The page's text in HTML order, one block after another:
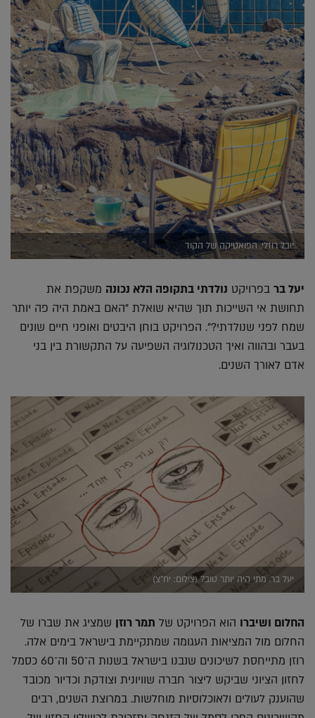
יובל רוזלי. הפואטיקה של הקוד
יעל בר בפרויקט נולדתי בתקופה הלא נכונה משקפת את
תחושת אי השייכות תוך שהיא שואלת "האם באמת היה פה יותר
שמח לפני שנולדתי?". הפרויקט בוחן היבטים ואופני חיים שונים
בעבר ובהווה ואיך הטכנולוגיה השפיעה על התקשורת בין בני
אדם לאורך השנים.
יעל בר. מתי היה יותר טוב? (צילום: יח"צ)
החלום ושיברו הוא הפרויקט של תמר רוזן שמציג את שברו של
החלום מול המציאות העגומה שמתקיימת בישראל בימים אלה.
רוזן מתייחסת לשיכונים שנבנו בישראל בשנות ה־50 וה־60 כסמל
לחזון הציוני שביקש ליצור חברה שוויונית וצודקת וכדיור מכובד
שהוענק לעולים ולאוכלוסיות מוחלשות. במרוצת השנים, רבים